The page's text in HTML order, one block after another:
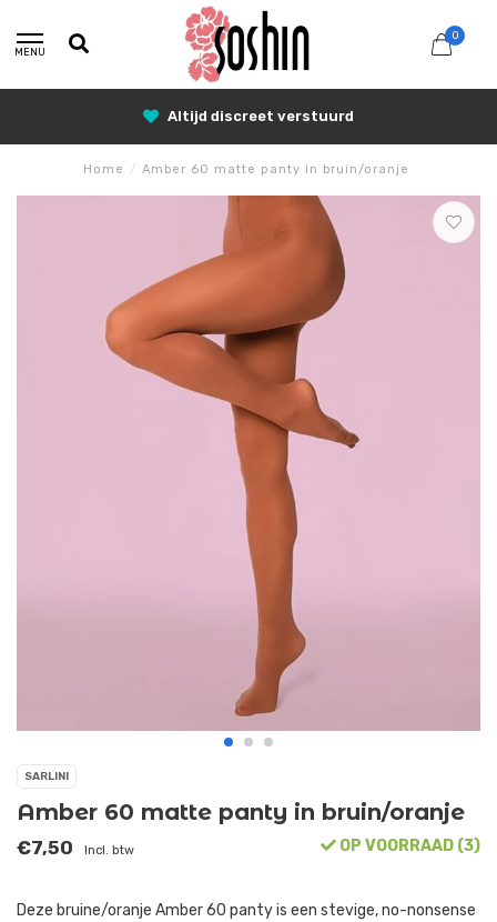
MENU
0
Altijd discreet verstuurd
Home / Amber 60 matte panty in bruin/oranje
SARLINI
Amber 60 matte panty in bruin/oranje
€7,50 Incl. btw OP VOORRAAD (3)
Deze bruine/oranje Amber 60 panty is een stevige, no-nonsense